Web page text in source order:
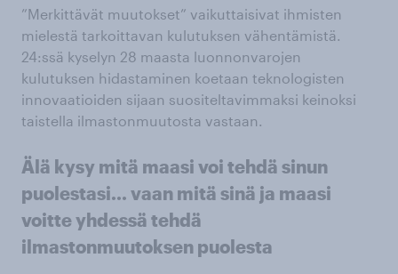
”Merkittävät muutokset” vaikuttaisivat ihmisten
mielestä tarkoittavan kulutuksen vähentämistä.
24:ssä kyselyn 28 maasta luonnonvarojen
kulutuksen hidastaminen koetaan teknologisten
innovaatioiden sijaan suositeltavimmaksi keinoksi
taistella ilmastonmuutosta vastaan.
Älä kysy mitä maasi voi tehdä sinun
puolestasi... vaan mitä sinä ja maasi
voitte yhdessä tehdä
ilmastonmuutoksen puolesta